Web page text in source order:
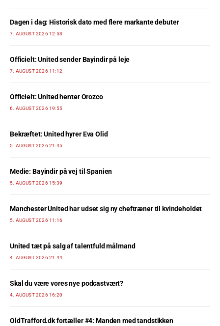
Dagen i dag: Historisk dato med flere markante debuter
7. AUGUST 2026 12:53
Officielt: United sender Bayindir på leje
7. AUGUST 2026 11:12
Officielt: United henter Orozco
6. AUGUST 2026 19:55
Bekræftet: United hyrer Eva Olid
5. AUGUST 2026 21:45
Medie: Bayindir på vej til Spanien
5. AUGUST 2026 15:39
Manchester United har udset sig ny cheftræner til kvindeholdet
5. AUGUST 2026 11:16
United tæt på salg af talentfuld målmand
4. AUGUST 2026 21:44
Skal du være vores nye podcastvært?
4. AUGUST 2026 16:20
OldTrafford.dk fortæller #4: Manden med tandstikken